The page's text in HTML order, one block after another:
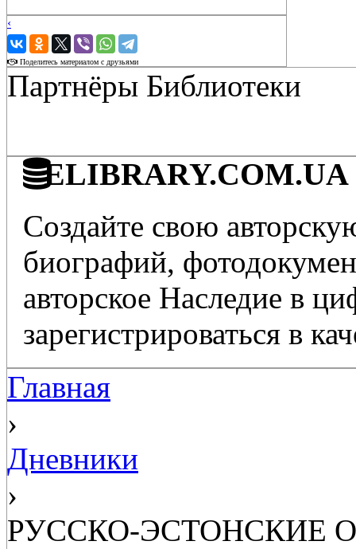
‹
›
Поделитесь материалом с друзьями
Партнёры Библиотеки
ELIBRARY.COM.UA
Создайте свою
биографий,
авторское Наследие в
зарегистрироваться в
Главная
›
Дневники
›
РУССКО-ЭСТОНСКИЕ